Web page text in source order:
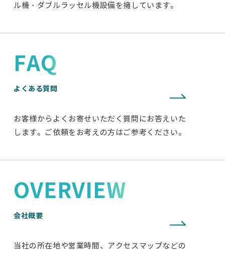
ル機・ダブルラッセル機設備を擁しています。
FAQ
よくある質問
お客様からよくお寄せいただく質問にお答えいた
します。ご依頼をお考えの方はご参考ください。
OVERVIEW
会社概要
当社の所在地や営業時間、アクセスマップなどの